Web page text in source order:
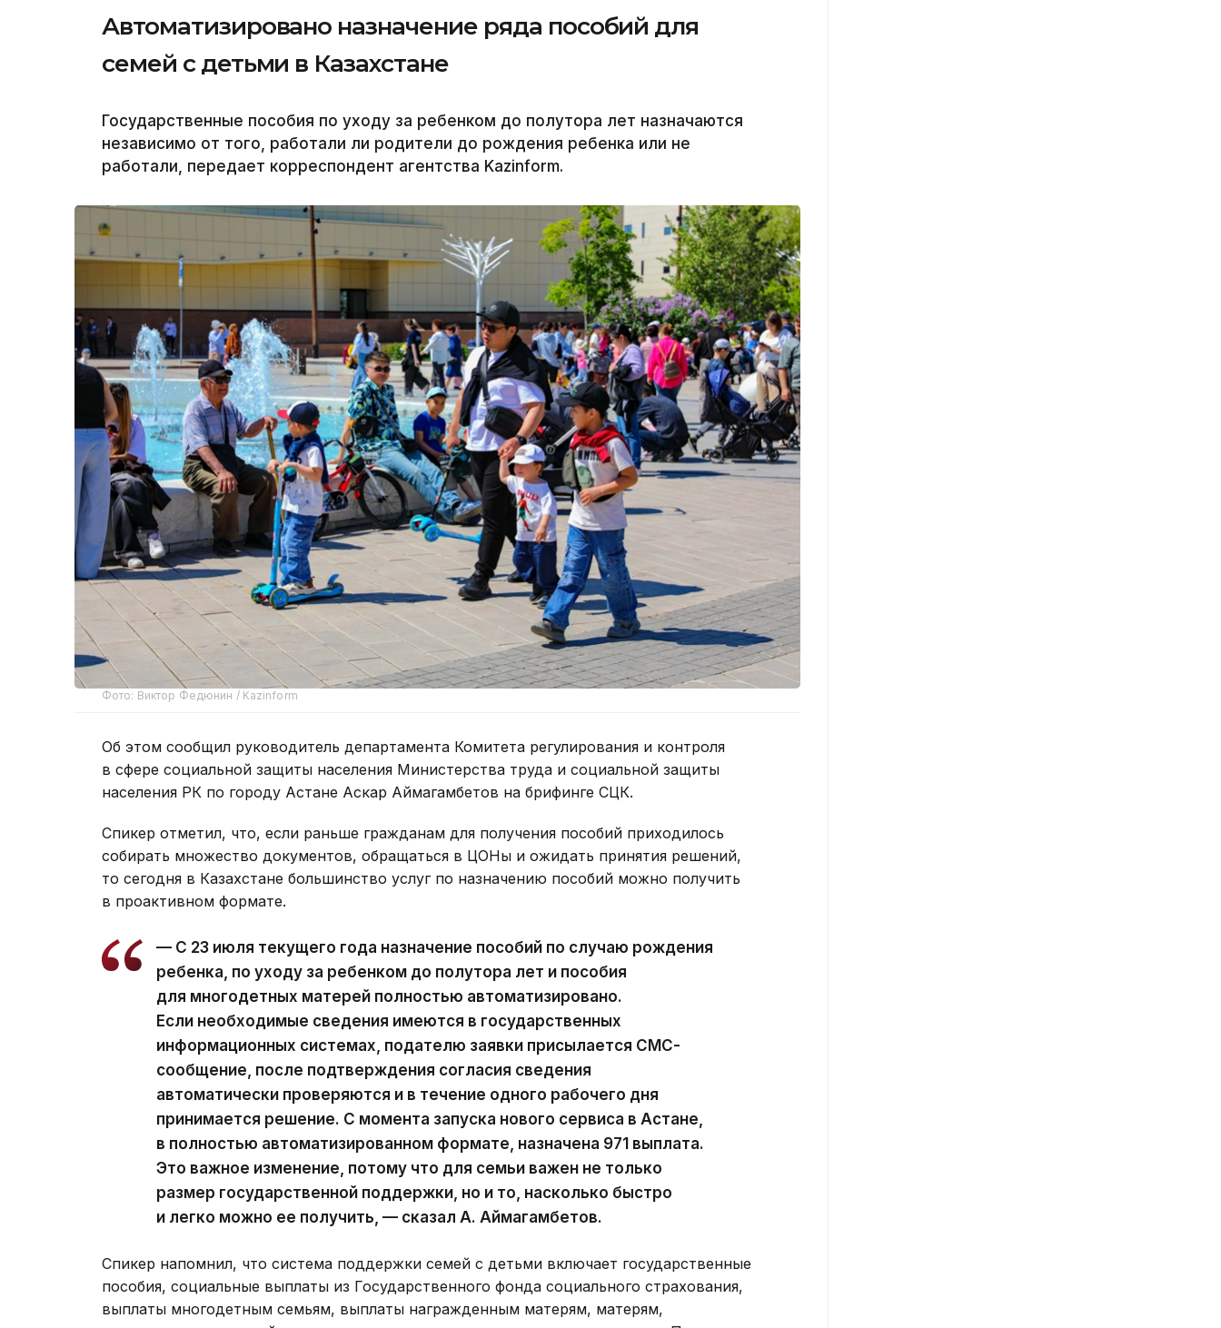
Автоматизировано назначение ряда пособий для
семей с детьми в Казахстане
Государственные пособия по уходу за ребенком до полутора лет назначаются
независимо от того, работали ли родители до рождения ребенка или не
работали, передает корреспондент агентства Kazinform.
Фото: Виктор Федюнин / Kazinform
Об этом сообщил руководитель департамента Комитета регулирования и контроля
в сфере социальной защиты населения Министерства труда и социальной защиты
населения РК по городу Астане Аскар Аймагамбетов на брифинге СЦК.
Спикер отметил, что, если раньше гражданам для получения пособий приходилось
собирать множество документов, обращаться в ЦОНы и ожидать принятия решений,
то сегодня в Казахстане большинство услуг по назначению пособий можно получить
в проактивном формате.
— С 23 июля текущего года назначение пособий по случаю рождения
ребенка, по уходу за ребенком до полутора лет и пособия
для многодетных матерей полностью автоматизировано.
Если необходимые сведения имеются в государственных
информационных системах, подателю заявки присылается СМС-
сообщение, после подтверждения согласия сведения
автоматически проверяются и в течение одного рабочего дня
принимается решение. С момента запуска нового сервиса в Астане,
в полностью автоматизированном формате, назначена 971 выплата.
Это важное изменение, потому что для семьи важен не только
размер государственной поддержки, но и то, насколько быстро
и легко можно ее получить, — сказал А. Аймагамбетов.
Спикер напомнил, что система поддержки семей с детьми включает государственные
пособия, социальные выплаты из Государственного фонда социального страхования,
выплаты многодетным семьям, выплаты награжденным матерям, матерям,